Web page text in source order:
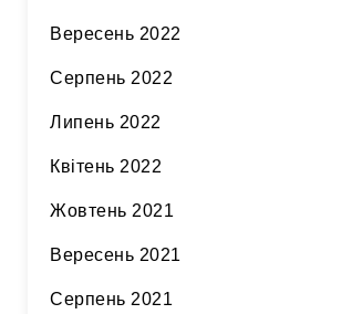
Вересень 2022
Серпень 2022
Липень 2022
Квітень 2022
Жовтень 2021
Вересень 2021
Серпень 2021